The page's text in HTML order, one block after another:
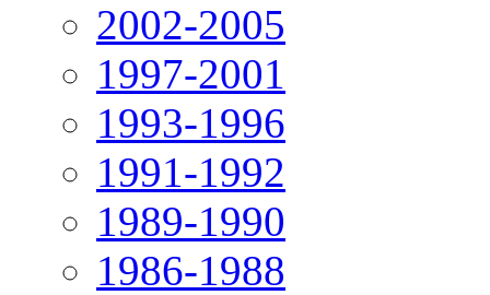
2002-2005
1997-2001
1993-1996
1991-1992
1989-1990
1986-1988